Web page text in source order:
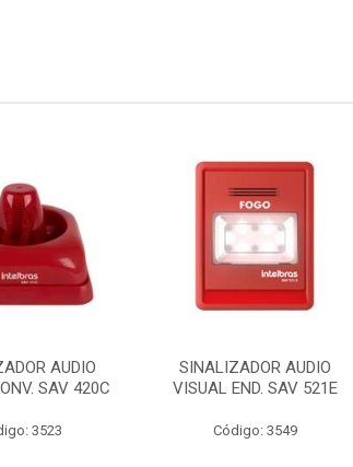
AUDIO
SAV 420C
3523
SINALIZADOR AUDIO
VISUAL END. SAV 521E
Código: 3549